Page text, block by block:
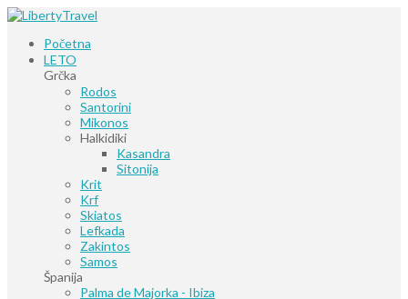
Početna
LETO
Grčka
Rodos
Santorini
Mikonos
Halkidiki
Kasandra
Sitonija
Krit
Krf
Skiatos
Lefkada
Zakintos
Samos
Španija
Palma de Majorka - Ibiza